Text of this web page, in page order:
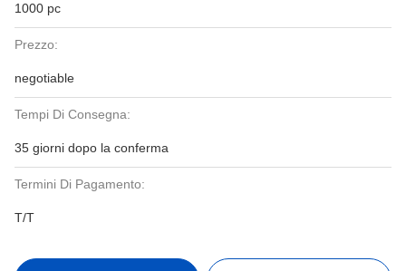
1000 pc
Prezzo:
negotiable
Tempi Di Consegna:
35 giorni dopo la conferma
Termini Di Pagamento:
T/T